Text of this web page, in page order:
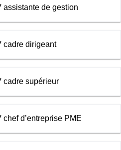
assistante de gestion
cadre dirigeant
cadre supérieur
chef d’entreprise PME